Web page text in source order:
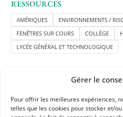
Gérer le
Pour offrir les meilleures expériences,
telles que les cookies pour stocker et/
RESSOURCES
AMÉRIQUES
ENVIRONNEMENTS /
FENÊTRES SUR COURS
COLLÈGE
LYCÉE GÉNÉRAL ET TECHNOLOGIQUE